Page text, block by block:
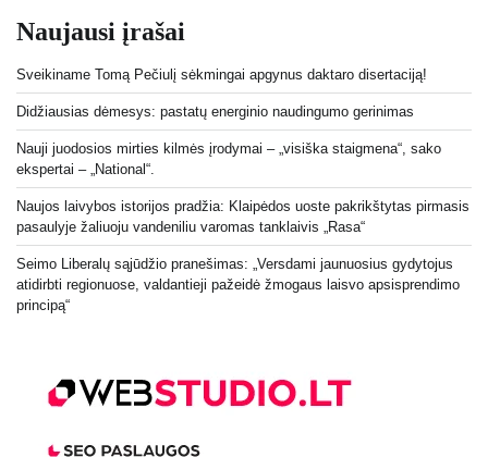
Naujausi įrašai
Sveikiname Tomą Pečiulį sėkmingai apgynus daktaro disertaciją!
Didžiausias dėmesys: pastatų energinio naudingumo gerinimas
Nauji juodosios mirties kilmės įrodymai – „visiška staigmena“, sako
ekspertai – „National“.
Naujos laivybos istorijos pradžia: Klaipėdos uoste pakrikštytas pirmasis
pasaulyje žaliuoju vandeniliu varomas tanklaivis „Rasa“
Seimo Liberalų sąjūdžio pranešimas: „Versdami jaunuosius gydytojus
atidirbti regionuose, valdantieji pažeidė žmogaus laisvo apsisprendimo
principą“